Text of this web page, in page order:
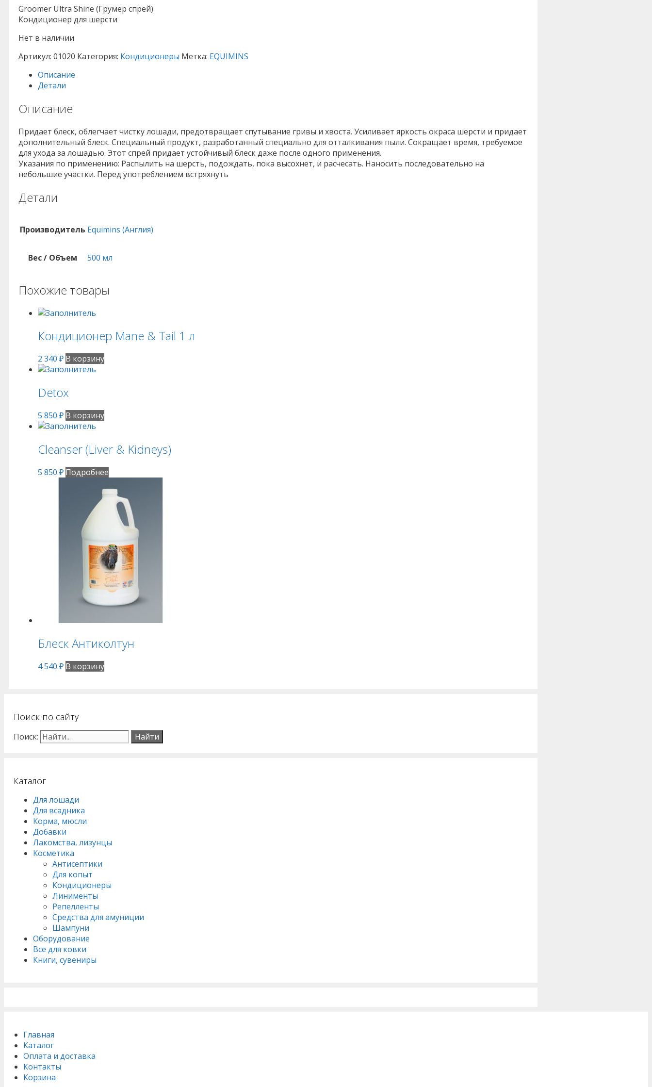
Groomer Ultra Shine (Грумер спрей)
Кондиционер для шерсти
Нет в наличии
Артикул: 01020 Категория: Кондиционеры Метка: EQUIMINS
Описание
Детали
Описание
Придает блеск, облегчает чистку лошади, предотвращает спутывание гривы и хвоста. Усиливает яркость окраса шерсти и придает
дополнительный блеск. Специальный продукт, разработанный специально для отталкивания пыли. Сокращает время, требуемое
для ухода за лошадью. Этот спрей придает устойчивый блеск даже после одного применения.
Указания по применению: Распылить на шерсть, подождать, пока высохнет, и расчесать. Наносить последовательно на
небольшие участки. Перед употреблением встряхнуть
Детали
Производитель Equimins (Англия)
Вес / Объем 500 мл
Похожие товары
Кондиционер Mane & Tail 1 л
2 340 ₽ В корзину
Detox
5 850 ₽ В корзину
Cleanser (Liver & Kidneys)
5 850 ₽ Подробнее
Блеск Антиколтун
4 540 ₽ В корзину
Поиск по сайту
Поиск:
Каталог
Для лошади
Для всадника
Корма, мюсли
Добавки
Лакомства, лизунцы
Косметика
Антисептики
Для копыт
Кондиционеры
Линименты
Репелленты
Средства для амуниции
Шампуни
Оборудование
Все для ковки
Книги, сувениры
Главная
Каталог
Оплата и доставка
Контакты
Корзина